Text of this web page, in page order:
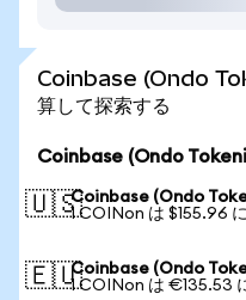
Coinbase (Ondo
算して探索する
Coinbase (Ondo
🇺🇸Coinbase (Ondo
1 COINon は $155.96
🇪🇺Coinbase (Ondo
1 COINon は €135.53